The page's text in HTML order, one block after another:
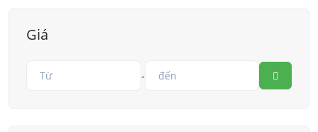
Giá
-